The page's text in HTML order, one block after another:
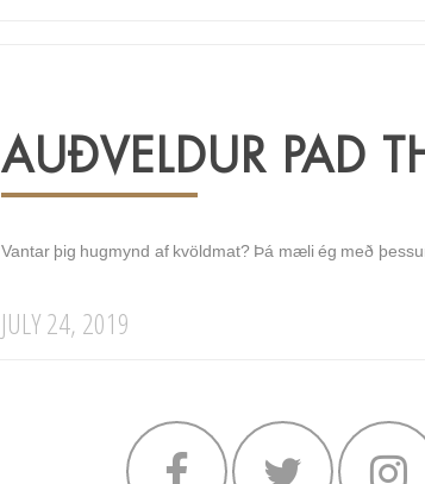
AUÐVELDUR PAD
Vantar þig hugmynd af kvöldmat? Þá mæli ég með
JULY 24, 2019